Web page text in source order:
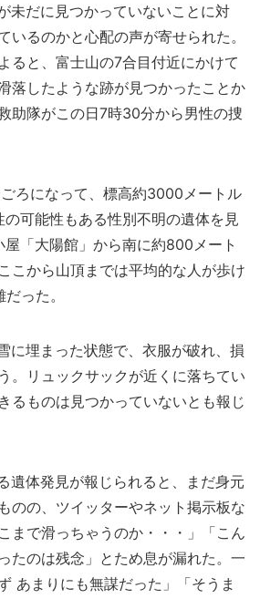
未だに見つかっていないことに対
いるのかと心配の声が寄せられた。
ると、富士山の7合目付近にかけて
落したような跡が見つかったことか
助隊がこの日7時30分から男性の捜
ろになって、標高約3000メートル
可能性もある性別不明の遺体を見
「大陽館」から南に約800メート
こから山頂までは平均的な人が歩け
った。
に埋まった状態で、衣服が破れ、損
。リュックサックが近くに落ちてい
るものは見つかっていないとも報じ
遺体発見が報じられると、まだ身元
のの、ツイッターやネット掲示板な
まで滑っちゃうのか・・・」「こん
たのは残念」とため息が漏れた。一
あまりにも無謀だった」「そうま